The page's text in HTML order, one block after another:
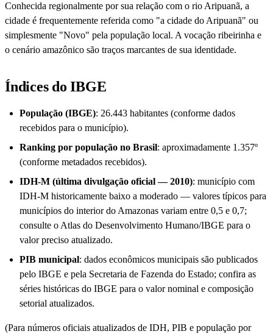
Conhecida regionalmente por sua relação com o rio Aripuanã, a
cidade é frequentemente referida como "a cidade do Aripuanã" ou
simplesmente "Novo" pela população local. A vocação ribeirinha e
o cenário amazônico são traços marcantes de sua identidade.
Índices do IBGE
População (IBGE): 26.443 habitantes (conforme dados
recebidos para o município).
Ranking por população no Brasil: aproximadamente 1.357º
(conforme metadados recebidos).
IDH-M (última divulgação oficial — 2010): município com
IDH-M historicamente baixo a moderado — valores típicos para
municípios do interior do Amazonas variam entre 0,5 e 0,7;
consulte o Atlas do Desenvolvimento Humano/IBGE para o
valor preciso atualizado.
PIB municipal: dados econômicos municipais são publicados
pelo IBGE e pela Secretaria de Fazenda do Estado; confira as
séries históricas do IBGE para o valor nominal e composição
setorial atualizados.
(Para números oficiais atualizados de IDH, PIB e população por